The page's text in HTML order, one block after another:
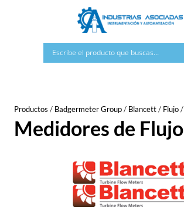
Productos / Badgermeter Group/ Blancett/ Flujo/
Medidores de Flujo